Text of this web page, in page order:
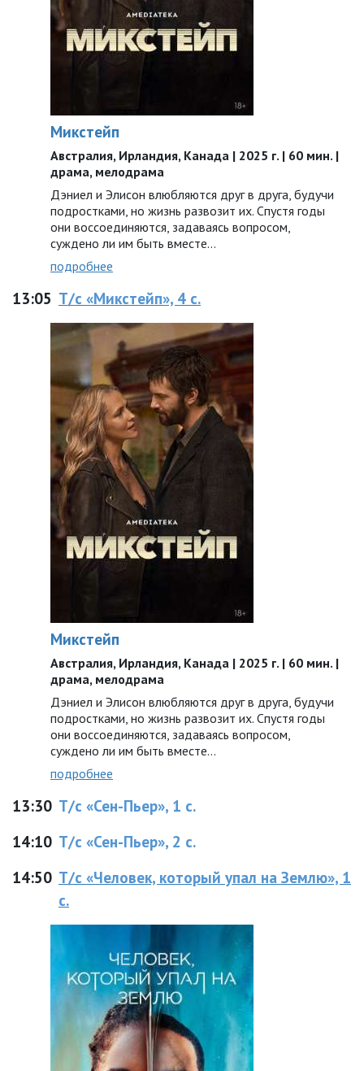
Микстейп
Австралия, Ирландия, Канада | 2025 г. | 60 мин. |
драма, мелодрама
Дэниел и Элисон влюбляются друг в друга, будучи
подростками, но жизнь развозит их. Спустя годы
они воссоединяются, задаваясь вопросом,
суждено ли им быть вместе…
подробнее
13:05 Т/с «Микстейп», 4 с.
Микстейп
Австралия, Ирландия, Канада | 2025 г. | 60 мин. |
драма, мелодрама
Дэниел и Элисон влюбляются друг в друга, будучи
подростками, но жизнь развозит их. Спустя годы
они воссоединяются, задаваясь вопросом,
суждено ли им быть вместе…
подробнее
13:30 Т/с «Сен-Пьер», 1 с.
14:10 Т/с «Сен-Пьер», 2 с.
14:50 Т/с «Человек, который упал на Землю», 1
с.